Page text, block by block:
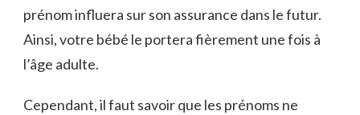
prénom influera sur son assurance dans le futur.
Ainsi, votre bébé le portera fièrement une fois à
l’âge adulte.
Cependant, il faut savoir que les prénoms ne